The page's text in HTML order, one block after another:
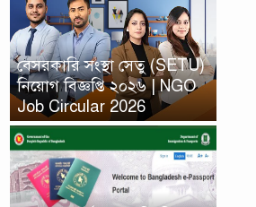
বেসরকারি সংস্থা সেতু (SETU)
নিয়োগ বিজ্ঞপ্তি ২০২৬ | NGO
Job Circular 2026